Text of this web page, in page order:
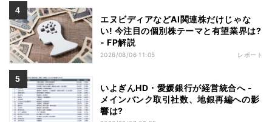
エヌビディアなどAI関連株だけじゃな
い! 今注目の個別株テーマと有望業界は?
- FP解説
2026/08/06 11:05 レポート
いよぎんHD・愛媛銀行が経営統合へ -
メインバンク取引社数、地銀再編への影
響は?